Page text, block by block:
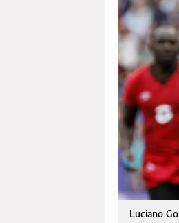
Luciano